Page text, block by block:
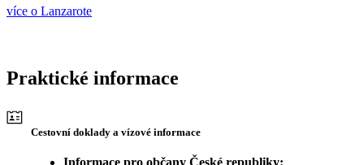
více o Lanzarote
Praktické informace
Cestovní doklady a vízové informace